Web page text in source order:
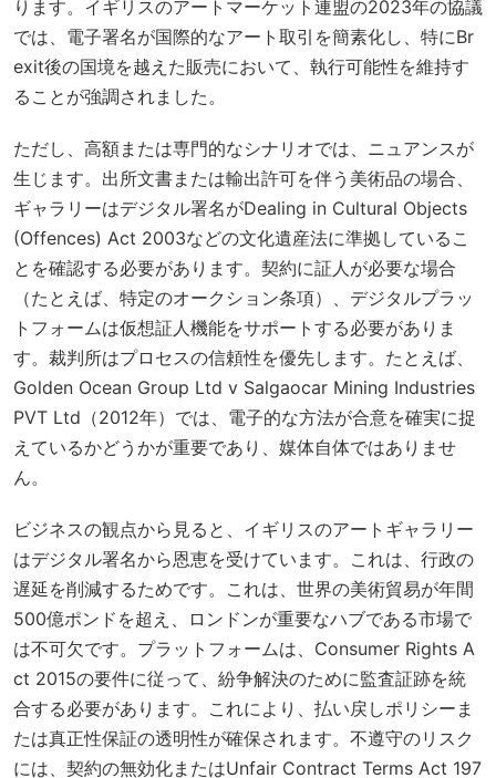
ります。イギリスのアートマーケット連盟の2023年の協議
では、電子署名が国際的なアート取引を簡素化し、特にBr
exit後の国境を越えた販売において、執行可能性を維持す
ることが強調されました。
ただし、高額または専門的なシナリオでは、ニュアンスが
生じます。出所文書または輸出許可を伴う美術品の場合、
ギャラリーはデジタル署名がDealing in Cultural Objects
(Offences) Act 2003などの文化遺産法に準拠しているこ
とを確認する必要があります。契約に証人が必要な場合
（たとえば、特定のオークション条項）、デジタルプラッ
トフォームは仮想証人機能をサポートする必要がありま
す。裁判所はプロセスの信頼性を優先します。たとえば、
Golden Ocean Group Ltd v Salgaocar Mining Industries
PVT Ltd （2012年）では、電子的な方法が合意を確実に捉
えているかどうかが重要であり、媒体自体ではありませ
ん。
ビジネスの観点から見ると、イギリスのアートギャラリー
はデジタル署名から恩恵を受けています。これは、行政の
遅延を削減するためです。これは、世界の美術貿易が年間
500億ポンドを超え、ロンドンが重要なハブである市場で
は不可欠です。プラットフォームは、 Consumer Rights A
ct 2015の要件に従って、紛争解決のために監査証跡を統
合する必要があります。これにより、払い戻しポリシーま
たは真正性保証の透明性が確保されます。不遵守のリスク
には、契約の無効化またはUnfair Contract Terms Act 197